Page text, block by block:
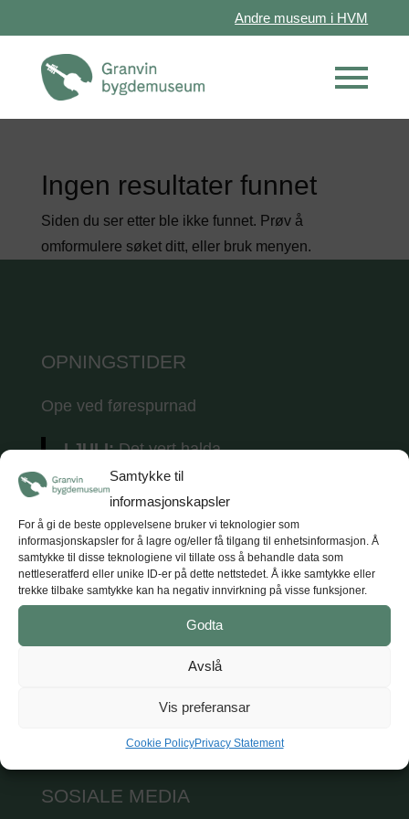
Samtykke til
informasjonskapsler
For å gi de beste opplevelsene bruker vi teknologier som
informasjonskapsler for å lagre og/eller få tilgang til enhetsinformasjon. Å
samtykke til disse teknologiene vil tillate oss å behandle data som
nettleseratferd eller unike ID-er på dette nettstedet. Å ikke samtykke eller
trekke tilbake samtykke kan ha negativ innvirkning på visse funksjoner.
Godta
Avslå
Vis preferansar
Cookie PolicyPrivacy Statement
Andre museum i HVM
Ingen resultater funnet
Siden du ser etter ble ikke funnet. Prøv å
omformulere søket ditt, eller bruk menyen.
OPNINGSTIDER
Ope ved førespurnad
I JULI: Det vert halda
tradisjonsmusikkkonsertar
juli (5 konsertar) kl. 18.Tunet opnar kl. 17
med opne utstillingar, kaffe og vafler.
KONTAKT
Hardanger og Voss museum
E: post@hvm.museum.no
Sjå på Google maps
SOSIALE MEDIA